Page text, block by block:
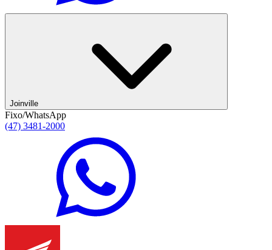
Joinville
Fixo/WhatsApp
(47) 3481-2000